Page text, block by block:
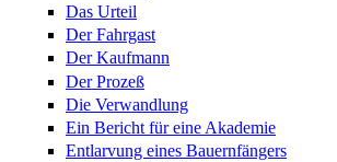
Das Urteil
Der Fahrgast
Der Kaufmann
Der Prozeß
Die Verwandlung
Ein Bericht für eine Akademie
Entlarvung eines Bauernfängers